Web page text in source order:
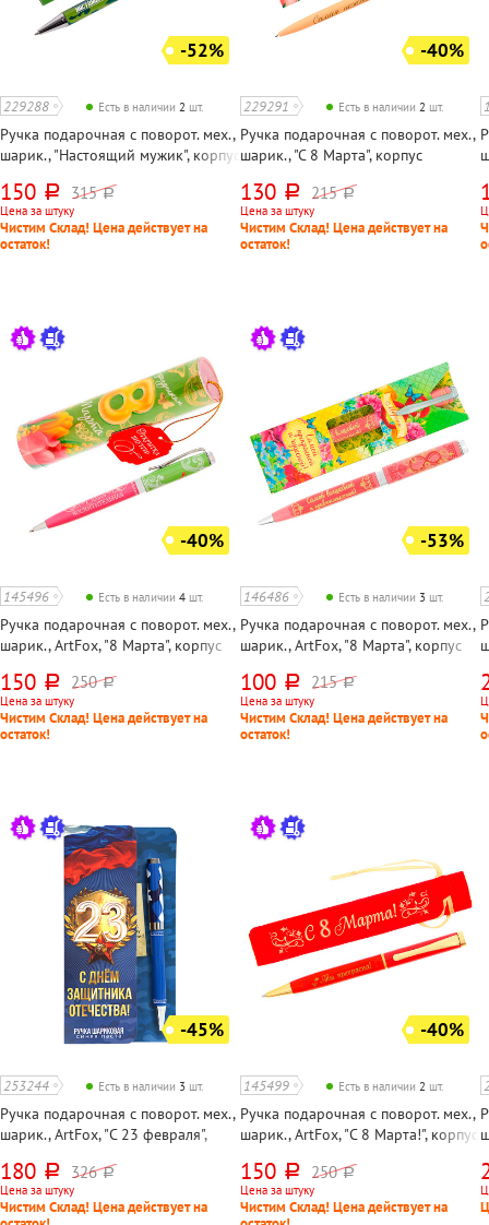
-52%
229288 Есть в наличии 2 шт.
Ручка подарочная с поворот. мех.,
шарик., "Настоящий мужик", корпус
стержня 117мм, в упаковке
150 руб. 315 руб.
Цена за штуку
Чистим Склад! Цена действует на
остаток!
-40%
229291 Есть в наличии 2 шт.
Ручка подарочная с поворот. мех.,
шарик., "С 8 Марта", корпус
длина стержня 117мм, в упаковке
130 руб. 215 руб.
Цена за штуку
Чистим Склад! Цена действует на
остаток!
-40%
145496 Есть в наличии 4 шт.
Ручка подарочная с поворот. мех.,
шарик., ArtFox, "8 Марта", корпус
длина стержня 115мм, в упаковке
150 руб. 250 руб.
Цена за штуку
Чистим Склад! Цена действует на
остаток!
-53%
146486 Есть в наличии 3 шт.
Ручка подарочная с поворот. мех.,
шарик., ArtFox, "8 Марта", корпус
длина стержня 115мм, в упаковке
100 руб. 215 руб.
Цена за штуку
Чистим Склад! Цена действует на
остаток!
-45%
253244 Есть в наличии 3 шт.
Ручка подарочная с поворот. мех.,
шарик., ArtFox, "С 23 февраля",
длина стержня 116мм, в упаковке
180 руб. 326 руб.
Цена за штуку
Чистим Склад! Цена действует на
-40%
145499 Есть в наличии 2 шт.
Ручка подарочная с поворот. мех.,
шарик., ArtFox, "С 8 Марта!", корпус
длина стержня 115мм, в упаковке
150 руб. 250 руб.
Цена за штуку
Чистим Склад! Цена действует на